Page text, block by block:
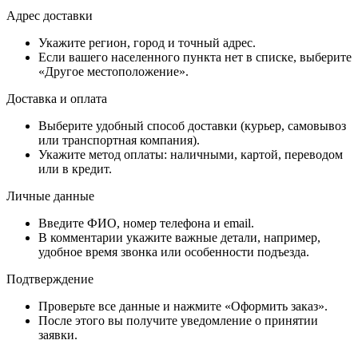
Адрес доставки
Укажите регион, город и точный адрес.
Если вашего населенного пункта нет в списке, выберите
«Другое местоположение».
Доставка и оплата
Выберите удобный способ доставки (курьер, самовывоз
или транспортная компания).
Укажите метод оплаты: наличными, картой, переводом
или в кредит.
Личные данные
Введите ФИО, номер телефона и email.
В комментарии укажите важные детали, например,
удобное время звонка или особенности подъезда.
Подтверждение
Проверьте все данные и нажмите «Оформить заказ».
После этого вы получите уведомление о принятии
заявки.